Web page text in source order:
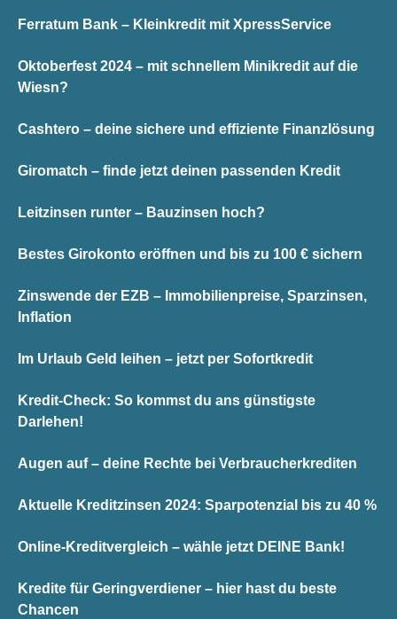
Ferratum Bank – Kleinkredit mit XpressService
Oktoberfest 2024 – mit schnellem Minikredit auf die
Wiesn?
Cashtero – deine sichere und effiziente Finanzlösung
Giromatch – finde jetzt deinen passenden Kredit
Leitzinsen runter – Bauzinsen hoch?
Bestes Girokonto eröffnen und bis zu 100 € sichern
Zinswende der EZB – Immobilienpreise, Sparzinsen,
Inflation
Im Urlaub Geld leihen – jetzt per Sofortkredit
Kredit-Check: So kommst du ans günstigste
Darlehen!
Augen auf – deine Rechte bei Verbraucherkrediten
Aktuelle Kreditzinsen 2024: Sparpotenzial bis zu 40 %
Online-Kreditvergleich – wähle jetzt DEINE Bank!
Kredite für Geringverdiener – hier hast du beste
Chancen